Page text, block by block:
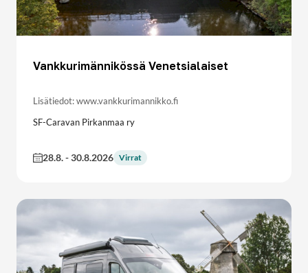
Vankkurimännikössä Venetsialaiset
Lisätiedot: www.vankkurimannikko.fi
SF-Caravan Pirkanmaa ry
28.8.-30.8.2026 Virrat